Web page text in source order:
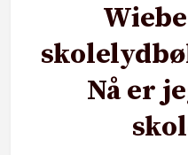
Nå er